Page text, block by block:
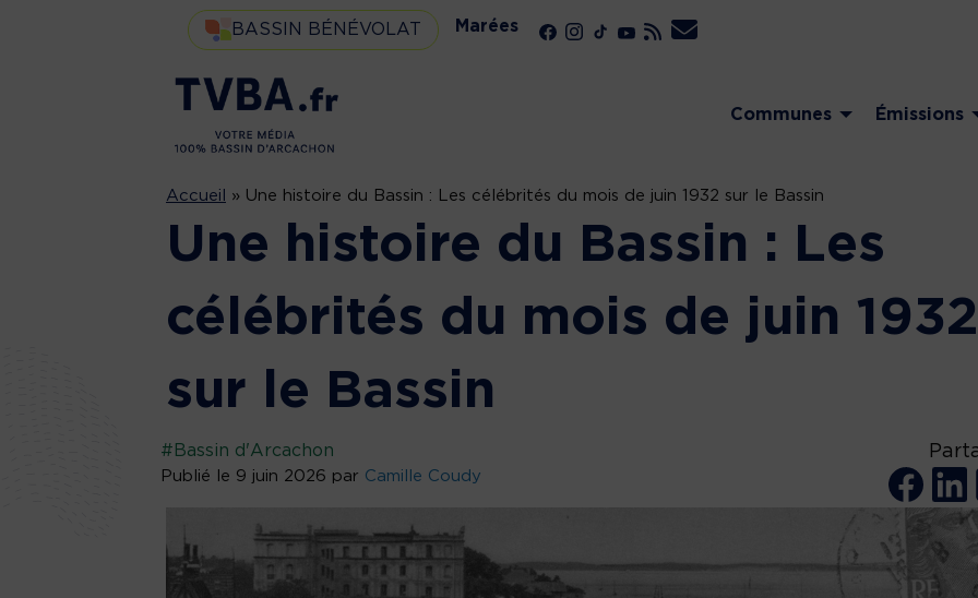
BASSIN BÉNÉVOLAT Marées
Communes Émissions
Accueil » Une histoire du Bassin : Les célébrités du mois de juin 1932 sur le Bassin
Une histoire du Bassin : Les
célébrités du mois de juin 1932
sur le Bassin
#Bassin d'Arcachon
Publié le 9 juin 2026 par Camille Coudy